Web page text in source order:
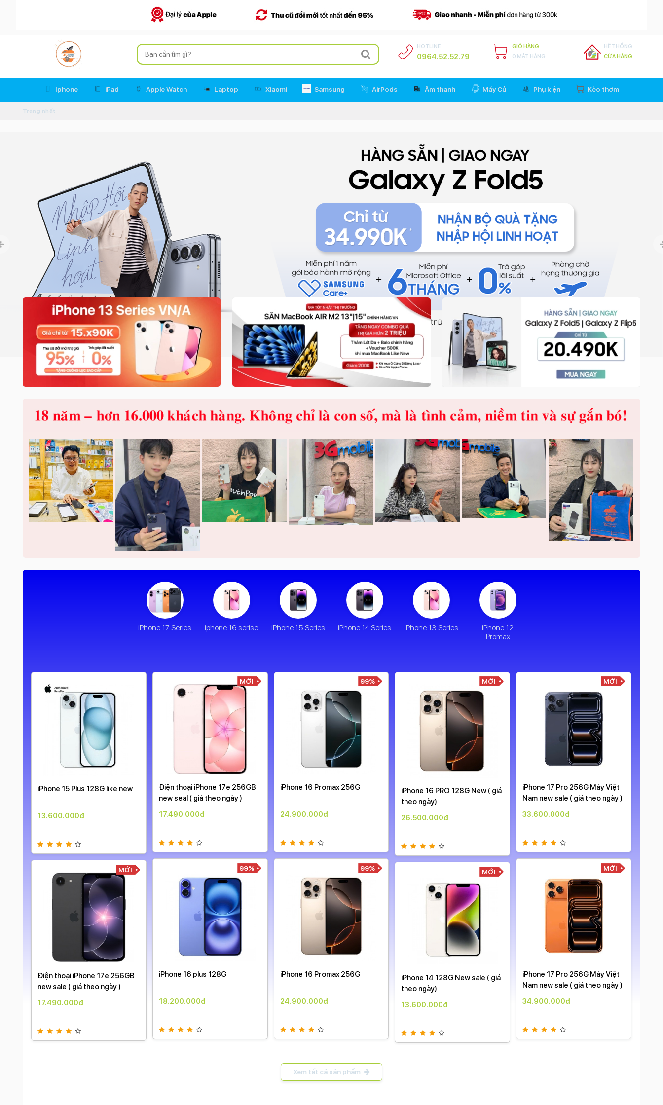
HOTLINE
0964.52.52.79
GIỎ HÀNG
0 MẶT HÀNG
HỆ THỐNG
CỬA HÀNG
Iphone iPad Apple Watch Laptop Xiaomi Samsung AirPods Âm thanh Máy Củ Phụ kiện Kèo thơm
Trang nhất
iPhone 17 Series iphone 16 serise iPhone 15 Series iPhone 14 Series iPhone 13 Series
iPhone 12
Promax
iPhone 15 Plus 128G like new
13.600.000đ
MỚI
Điện thoại iPhone 17e 256GB
new sale ( giá theo ngày )
17.490.000đ
MỚI
Điện thoại iPhone 17e 256GB
new seal ( giá theo ngày )
17.490.000đ
99%
iPhone 16 plus 128G
18.200.000đ
99%
iPhone 16 Promax 256G
24.900.000đ
99%
iPhone 16 Promax 256G
24.900.000đ
MỚI
iPhone 16 PRO 128G New ( giá
theo ngày)
26.500.000đ
MỚI
iPhone 14 128G New sale ( giá
theo ngày)
13.600.000đ
MỚI
iPhone 17 Pro 256G Máy Việt
Nam new sale ( giá theo ngày )
33.600.000đ
MỚI
iPhone 17 Pro 256G Máy Việt
Nam new sale ( giá theo ngày )
34.900.000đ
Xem tất cả sản phẩm